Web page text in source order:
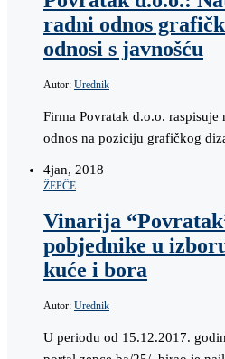
radni odnos
odnosi s javnošću
Autor: Urednik
Firma Povratak d.o.o. raspisuje
odnos na poziciju grafičkog
4jan, 2018
ŽEPČE
Vinarija
pobjednike u
kuće i bora
Autor: Urednik
U periodu od 15.12.2017.